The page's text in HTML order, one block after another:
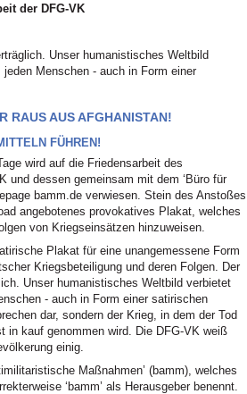
der DFG-VK
Unser humanistisches Weltbild
Menschen - auch in Form einer
AUS AFGHANISTAN!
FÜHREN!
wird auf die Friedensarbeit des
und dessen gemeinsam mit dem ‘Büro für
bamm.de verwiesen. Stein des Anstoßes
angebotenes provokatives Plakat, welches
von Kriegseinsätzen hinzuweisen.
Plakat für eine unangemessene Form
Kriegsbeteiligung und deren Folgen. Der
Unser humanistisches Weltbild verbietet
- auch in Form einer satirischen
dar, sondern der Krieg, in dem der Tod
in kauf genommen wird. Die DFG-VK weiß
einig.
Maßnahmen’ (bamm), welches
‘bamm’ als Herausgeber benennt.